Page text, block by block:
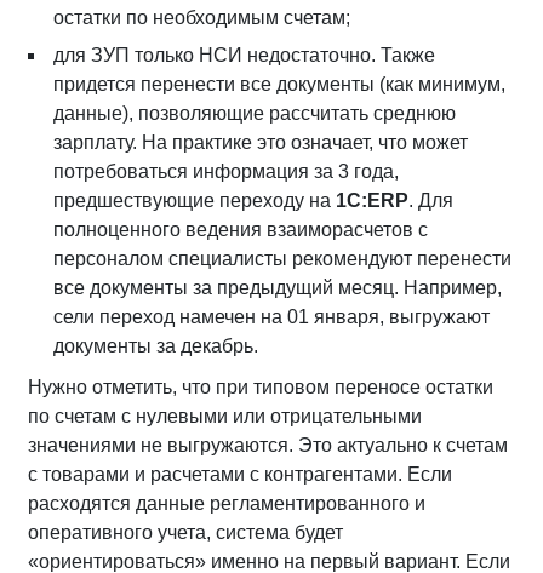
остатки по необходимым счетам;
для ЗУП только НСИ недостаточно. Также
придется перенести все документы (как минимум,
данные), позволяющие рассчитать среднюю
зарплату. На практике это означает, что может
потребоваться информация за 3 года,
предшествующие переходу на 1С:ERP. Для
полноценного ведения взаиморасчетов с
персоналом специалисты рекомендуют перенести
все документы за предыдущий месяц. Например,
сели переход намечен на 01 января, выгружают
документы за декабрь.
Нужно отметить, что при типовом переносе остатки
по счетам с нулевыми или отрицательными
значениями не выгружаются. Это актуально к счетам
с товарами и расчетами с контрагентами. Если
расходятся данные регламентированного и
оперативного учета, система будет
«ориентироваться» именно на первый вариант. Если